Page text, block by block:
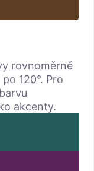
rovnoměrně
120°. Pro
akcenty.